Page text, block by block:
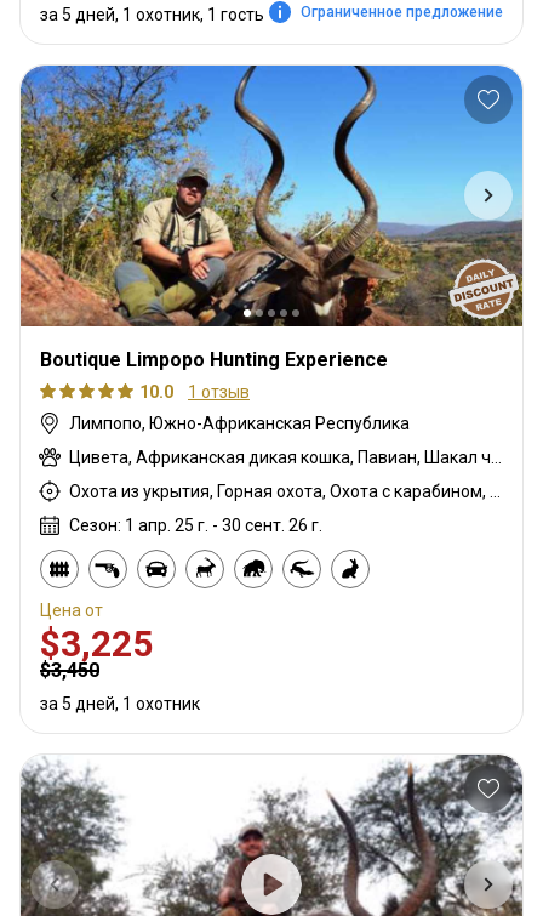
за 5 дней, 1 охотник, 1 гость Ограниченное предложение
Boutique Limpopo Hunting Experience
10.0
1 отзыв
Лимпопо, Южно-Африканская Республика
Сезон: 1 апр. 25 г. - 30 сент. 26 г.
Цена от
$3,225
$3,450
за 5 дней, 1 охотник